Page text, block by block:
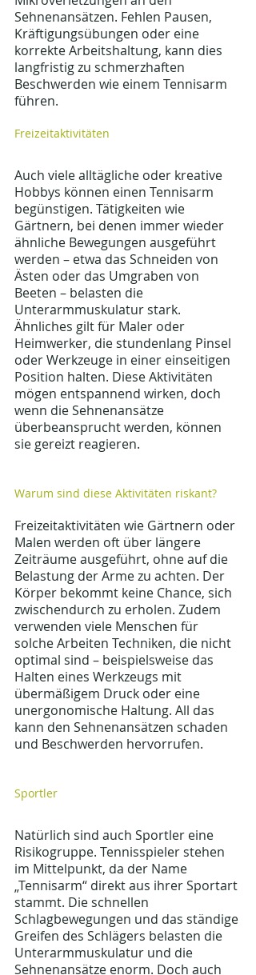
Sehnenansätzen. Fehlen Pausen,
Kräftigungsübungen oder eine
korrekte Arbeitshaltung, kann dies
langfristig zu schmerzhaften
Beschwerden wie einem Tennisarm
führen.
Freizeitaktivitäten
Auch viele alltägliche oder kreative
Hobbys können einen Tennisarm
begünstigen. Tätigkeiten wie
Gärtnern, bei denen immer wieder
ähnliche Bewegungen ausgeführt
werden – etwa das Schneiden von
Ästen oder das Umgraben von
Beeten – belasten die
Unterarmmuskulatur stark.
Ähnliches gilt für Maler oder
Heimwerker, die stundenlang Pinsel
oder Werkzeuge in einer einseitigen
Position halten. Diese Aktivitäten
mögen entspannend wirken, doch
wenn die Sehnenansätze
überbeansprucht werden, können
sie gereizt reagieren.
Warum sind diese Aktivitäten riskant?
Freizeitaktivitäten wie Gärtnern oder
Malen werden oft über längere
Zeiträume ausgeführt, ohne auf die
Belastung der Arme zu achten. Der
Körper bekommt keine Chance, sich
zwischendurch zu erholen. Zudem
verwenden viele Menschen für
solche Arbeiten Techniken, die nicht
optimal sind – beispielsweise das
Halten eines Werkzeugs mit
übermäßigem Druck oder eine
unergonomische Haltung. All das
kann den Sehnenansätzen schaden
und Beschwerden hervorrufen.
Sportler
Natürlich sind auch Sportler eine
Risikogruppe. Tennisspieler stehen
im Mittelpunkt, da der Name
„Tennisarm“ direkt aus ihrer Sportart
stammt. Die schnellen
Schlagbewegungen und das ständige
Greifen des Schlägers belasten die
Unterarmmuskulatur und die
Sehnenansätze enorm. Doch auch